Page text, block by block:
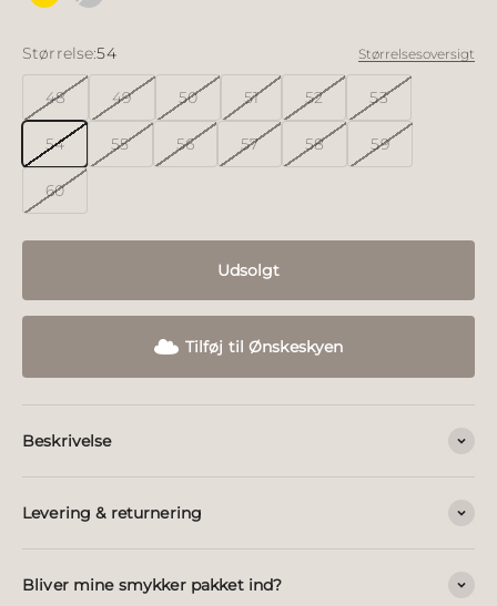
Størrelse:54 Størrelsesoversigt
48 49 50 51 52 53
54 55 56 57 58 59
60
Udsolgt
Tilføj til Ønskeskyen
Beskrivelse
Levering & returnering
Bliver mine smykker pakket ind?